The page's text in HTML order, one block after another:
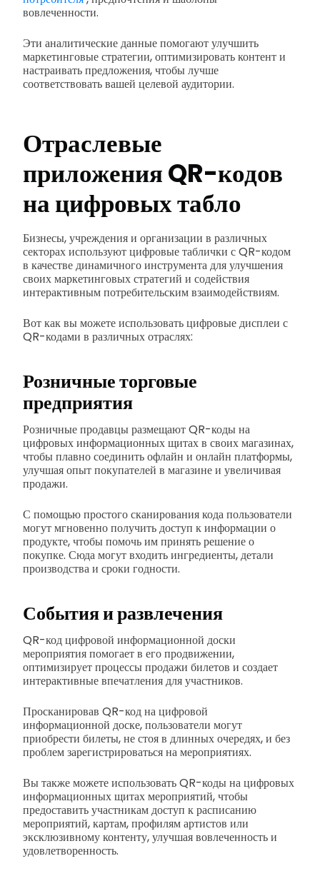
вовлеченности.
Эти аналитические данные помогают улучшить
маркетинговые стратегии, оптимизировать контент и
настраивать предложения, чтобы лучше
соответствовать вашей целевой аудитории.
Отраслевые
приложения QR-кодов
на цифровых табло
Бизнесы, учреждения и организации в различных
секторах используют цифровые таблички с QR-кодом
в качестве динамичного инструмента для улучшения
своих маркетинговых стратегий и содействия
интерактивным потребительским взаимодействиям.
Вот как вы можете использовать цифровые дисплеи с
QR-кодами в различных отраслях:
Розничные торговые
предприятия
Розничные продавцы размещают QR-коды на
цифровых информационных щитах в своих магазинах,
чтобы плавно соединить офлайн и онлайн платформы,
улучшая опыт покупателей в магазине и увеличивая
продажи.
С помощью простого сканирования кода пользователи
могут мгновенно получить доступ к информации о
продукте, чтобы помочь им принять решение о
покупке. Сюда могут входить ингредиенты, детали
производства и сроки годности.
События и развлечения
QR-код цифровой информационной доски
мероприятия помогает в его продвижении,
оптимизирует процессы продажи билетов и создает
интерактивные впечатления для участников.
Просканировав QR-код на цифровой
информационной доске, пользователи могут
приобрести билеты, не стоя в длинных очередях, и без
проблем зарегистрироваться на мероприятиях.
Вы также можете использовать QR-коды на цифровых
информационных щитах мероприятий, чтобы
предоставить участникам доступ к расписанию
мероприятий, картам, профилям артистов или
эксклюзивному контенту, улучшая вовлеченность и
удовлетворенность.